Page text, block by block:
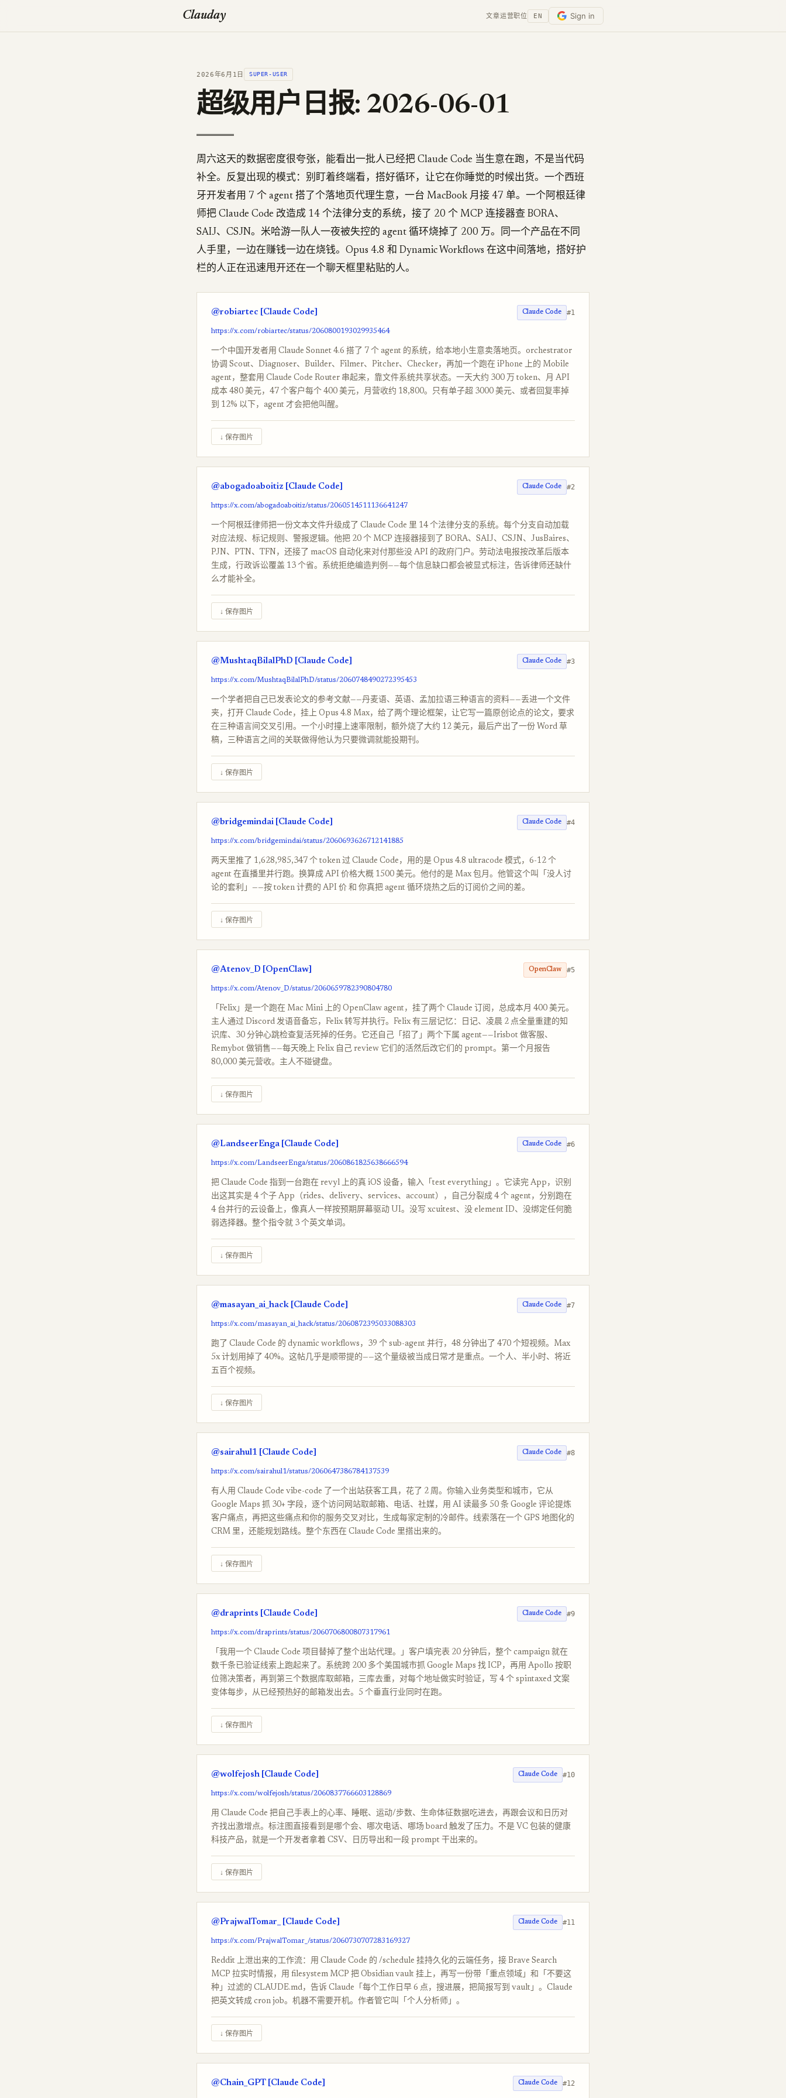
Clauday 文章运营职位 EN Sign in
2026年6月1日 SUPER-USER
超级用户日报: 2026-06-01
周六这天的数据密度很夸张，能看出一批人已经把 Claude Code 当生意在跑，不是当代码
补全。反复出现的模式：别盯着终端看，搭好循环，让它在你睡觉的时候出货。一个西班
牙开发者用 7 个 agent 搭了个落地页代理生意，一台 MacBook 月接 47 单。一个阿根廷律
师把 Claude Code 改造成 14 个法律分支的系统，接了 20 个 MCP 连接器查 BORA、
SAIJ、CSJN。米哈游一队人一夜被失控的 agent 循环烧掉了 200 万。同一个产品在不同
人手里，一边在赚钱一边在烧钱。Opus 4.8 和 Dynamic Workflows 在这中间落地，搭好护
栏的人正在迅速甩开还在一个聊天框里粘贴的人。
@robiartec [Claude Code] Claude Code #1
https://x.com/robiartec/status/2060800193029935464
一个中国开发者用 Claude Sonnet 4.6 搭了 7 个 agent 的系统，给本地小生意卖落地页。orchestrator
协调 Scout、Diagnoser、Builder、Filmer、Pitcher、Checker，再加一个跑在 iPhone 上的 Mobile
agent，整套用 Claude Code Router 串起来，靠文件系统共享状态。一天大约 300 万 token、月 API
成本 480 美元，47 个客户每个 400 美元，月营收约 18,800。只有单子超 3000 美元、或者回复率掉
到 12% 以下，agent 才会把他叫醒。
↓ 保存图片
@abogadoaboitiz [Claude Code] Claude Code #2
https://x.com/abogadoaboitiz/status/2060514511136641247
一个阿根廷律师把一份文本文件升级成了 Claude Code 里 14 个法律分支的系统。每个分支自动加载
对应法规、标记规则、警报逻辑。他把 20 个 MCP 连接器接到了 BORA、SAIJ、CSJN、JusBaires、
PJN、PTN、TFN，还接了 macOS 自动化来对付那些没 API 的政府门户。劳动法电报按改革后版本
生成，行政诉讼覆盖 13 个省。系统拒绝编造判例——每个信息缺口都会被显式标注，告诉律师还缺什
么才能补全。
↓ 保存图片
@MushtaqBilalPhD [Claude Code] Claude Code #3
https://x.com/MushtaqBilalPhD/status/2060748490272395453
一个学者把自己已发表论文的参考文献——丹麦语、英语、孟加拉语三种语言的资料——丢进一个文件
夹，打开 Claude Code，挂上 Opus 4.8 Max，给了两个理论框架，让它写一篇原创论点的论文，要求
在三种语言间交叉引用。一个小时撞上速率限制，额外烧了大约 12 美元，最后产出了一份 Word 草
稿，三种语言之间的关联做得他认为只要微调就能投期刊。
↓ 保存图片
@bridgemindai [Claude Code] Claude Code #4
https://x.com/bridgemindai/status/2060693626712141885
两天里推了 1,628,985,347 个 token 过 Claude Code，用的是 Opus 4.8 ultracode 模式，6-12 个
agent 在直播里并行跑。换算成 API 价格大概 1500 美元。他付的是 Max 包月。他管这个叫「没人讨
论的套利」——按 token 计费的 API 价 和 你真把 agent 循环烧热之后的订阅价之间的差。
↓ 保存图片
@Atenov_D [OpenClaw] OpenClaw #5
https://x.com/Atenov_D/status/2060659782390804780
「Felix」是一个跑在 Mac Mini 上的 OpenClaw agent，挂了两个 Claude 订阅，总成本月 400 美元。
主人通过 Discord 发语音备忘，Felix 转写并执行。Felix 有三层记忆：日记、凌晨 2 点全量重建的知
识库、30 分钟心跳检查复活死掉的任务。它还自己「招了」两个下属 agent——Irisbot 做客服、
Remybot 做销售——每天晚上 Felix 自己 review 它们的活然后改它们的 prompt。第一个月报告
80,000 美元营收。主人不碰键盘。
↓ 保存图片
@LandseerEnga [Claude Code] Claude Code #6
https://x.com/LandseerEnga/status/2060861825638666594
把 Claude Code 指到一台跑在 revyl 上的真 iOS 设备，输入「test everything」。它读完 App，识别
出这其实是 4 个子 App（rides、delivery、services、account），自己分裂成 4 个 agent，分别跑在
4 台并行的云设备上，像真人一样按预期屏幕驱动 UI。没写 xcuitest、没 element ID、没绑定任何脆
弱选择器。整个指令就 3 个英文单词。
↓ 保存图片
@masayan_ai_hack [Claude Code] Claude Code #7
https://x.com/masayan_ai_hack/status/2060872395033088303
跑了 Claude Code 的 dynamic workflows，39 个 sub-agent 并行，48 分钟出了 470 个短视频。Max
5x 计划用掉了 40%。这帖几乎是顺带提的——这个量级被当成日常才是重点。一个人、半小时、将近
五百个视频。
↓ 保存图片
@sairahul1 [Claude Code] Claude Code #8
https://x.com/sairahul1/status/2060647386784137539
有人用 Claude Code vibe-code 了一个出站获客工具，花了 2 周。你输入业务类型和城市，它从
Google Maps 抓 30+ 字段，逐个访问网站取邮箱、电话、社媒，用 AI 读最多 50 条 Google 评论提炼
客户痛点，再把这些痛点和你的服务交叉对比，生成每家定制的冷邮件。线索落在一个 GPS 地图化的
CRM 里，还能规划路线。整个东西在 Claude Code 里搭出来的。
↓ 保存图片
@draprints [Claude Code] Claude Code #9
https://x.com/draprints/status/2060706800807317961
「我用一个 Claude Code 项目替掉了整个出站代理。」客户填完表 20 分钟后，整个 campaign 就在
数千条已验证线索上跑起来了。系统跨 200 多个美国城市抓 Google Maps 找 ICP，再用 Apollo 按职
位筛决策者，再到第三个数据库取邮箱，三库去重，对每个地址做实时验证，写 4 个 spintaxed 文案
变体每步，从已经预热好的邮箱发出去。5 个垂直行业同时在跑。
↓ 保存图片
@wolfejosh [Claude Code] Claude Code #10
https://x.com/wolfejosh/status/2060837766603128869
用 Claude Code 把自己手表上的心率、睡眠、运动/步数、生命体征数据吃进去，再跟会议和日历对
齐找出激增点。标注图直接看到是哪个会、哪次电话、哪场 board 触发了压力。不是 VC 包装的健康
科技产品，就是一个开发者拿着 CSV、日历导出和一段 prompt 干出来的。
↓ 保存图片
@PrajwalTomar_ [Claude Code] Claude Code #11
https://x.com/PrajwalTomar_/status/2060730707283169327
Reddit 上泄出来的工作流：用 Claude Code 的 /schedule 挂持久化的云端任务，接 Brave Search
MCP 拉实时情报，用 filesystem MCP 把 Obsidian vault 挂上，再写一份带「重点领域」和「不要这
种」过滤的 CLAUDE.md，告诉 Claude「每个工作日早 6 点，搜进展，把简报写到 vault」。Claude
把英文转成 cron job。机器不需要开机。作者管它叫「个人分析师」。
↓ 保存图片
@Chain_GPT [Claude Code] Claude Code #12